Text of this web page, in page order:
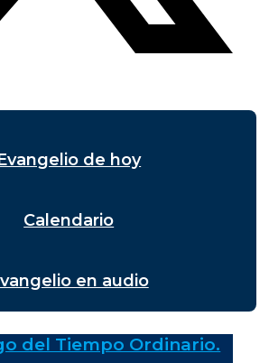
de hoy
Calendario
en audio
del Tiempo Ordinario.